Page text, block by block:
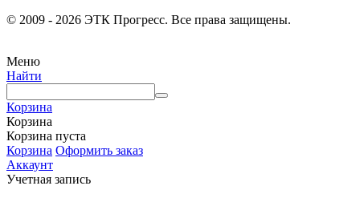
© 2009 - 2026 ЭТК Прогресс. Все права защищены.
Меню
Найти
Корзина
Корзина
Корзина пуста
Корзина Оформить заказ
Аккаунт
Учетная запись